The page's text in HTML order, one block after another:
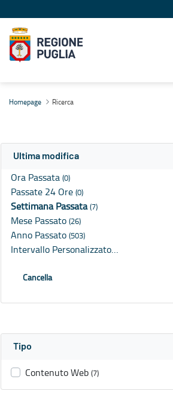
Homepage Ricerca
Ultima modifica
Ora Passata (0)
Passate 24 Ore (0)
Settimana Passata(7)
Mese Passato (26)
Anno Passato (503)
Intervallo Personalizzato…
Cancella
Tipo
Contenuto Web (7)